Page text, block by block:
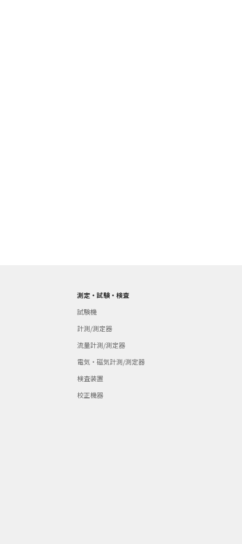
測定・試験・検査
試験機
計測/測定器
流量計測/測定器
電気・磁気計測/測定器
検査装置
校正機器